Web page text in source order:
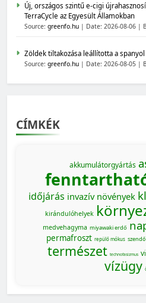
Új, országos szintű e-cigi
TerraCycle az Egyesült Államokban
Source: greenfo.hu Date: 2026-08-06
Zöldek tiltakozása leállította a
Source: greenfo.hu Date: 2026-08-05
CÍMKÉK
akkumulátorgyártás
időjárás invazív növények
kirándulóhelyek
medvehagyma miyawaki erdő
permafroszt repülő mókus
természet technofasizmus
vízügy